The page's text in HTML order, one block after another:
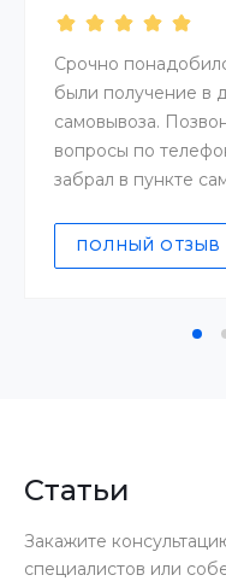
Срочно
были получение в
самовывоза.
вопросы по
забрал в пункте
ПОЛНЫЙ ОТЗЫВ
Статьи
Закажите
специалистов или